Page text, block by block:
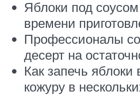
Яблоки под
времени
Профессионалы
десерт на
Как запечь
кожуру в